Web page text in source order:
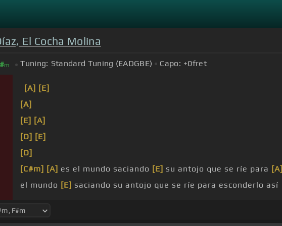
El Cocha Molina
m Tuning: Standard Tuning (EADGBE) Capo: +0fret
[A] [E]
[A]
[E] [A]
[D] [E]
[D]
[C#m] [A] es el mundo saciando [E] su antojo que se ríe para [A]
el mundo [E] saciando su antojo que se ríe para esconderlo así